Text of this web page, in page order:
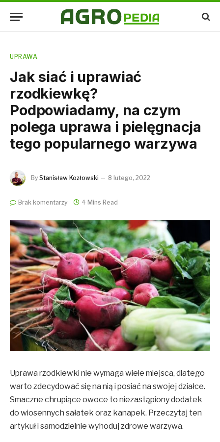
UPRAWA
Jak siać i uprawiać
rzodkiewkę?
Podpowiadamy, na czym
polega uprawa i pielęgnacja
tego popularnego warzywa
By Stanisław Kozłowski 8 lutego, 2022
Brak komentarzy 4 Mins Read
Uprawa rzodkiewki nie wymaga wiele miejsca, dlatego
warto zdecydować się na nią i posiać na swojej działce.
Smaczne chrupiące owoce to niezastąpiony dodatek
do wiosennych sałatek oraz kanapek. Przeczytaj ten
artykuł i samodzielnie wyhoduj zdrowe warzywa.